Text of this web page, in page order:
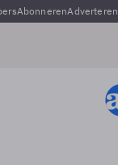
AbonnerenAdverteren